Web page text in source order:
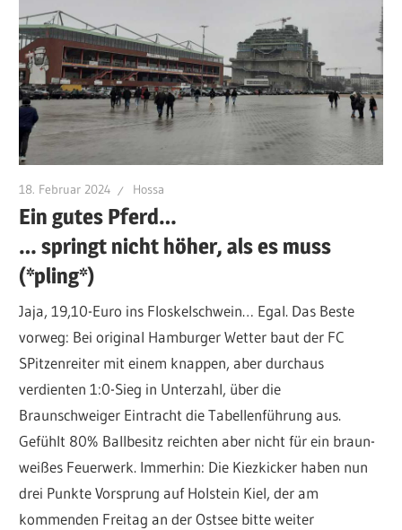
18. Februar 2024 Hossa
Ein gutes Pferd…
… springt nicht höher, als es muss
(*pling*)
Jaja, 19,10-Euro ins Floskelschwein… Egal. Das Beste
vorweg: Bei original Hamburger Wetter baut der FC
SPitzenreiter mit einem knappen, aber durchaus
verdienten 1:0-Sieg in Unterzahl, über die
Braunschweiger Eintracht die Tabellenführung aus.
Gefühlt 80% Ballbesitz reichten aber nicht für ein braun-
weißes Feuerwerk. Immerhin: Die Kiezkicker haben nun
drei Punkte Vorsprung auf Holstein Kiel, der am
kommenden Freitag an der Ostsee bitte weiter